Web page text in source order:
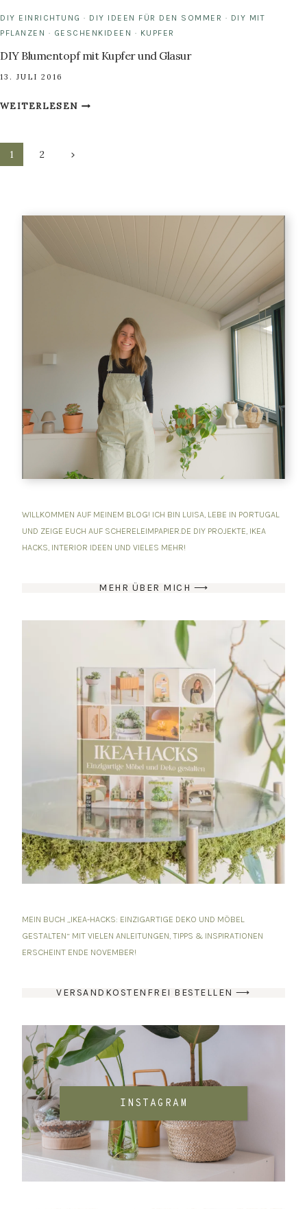
DIY EINRICHTUNG · DIY IDEEN FÜR DEN SOMMER · DIY MIT
PFLANZEN · GESCHENKIDEEN · KUPFER
DIY Blumentopf mit Kupfer und Glasur
13. JULI 2016
WEITERLESENDIY
Seitennavigation
1 2
Nächste
WILLKOMMEN AUF MEINEM BLOG! ICH BIN LUISA, LEBE IN PORTUGAL
UND ZEIGE EUCH AUF SCHERELEIMPAPIER.DE DIY PROJEKTE, IKEA
HACKS, INTERIOR IDEEN UND VIELES MEHR!
MEHR ÜBER MICH ⟶
MEIN BUCH „IKEA-HACKS: EINZIGARTIGE DEKO UND MÖBEL
GESTALTEN“ MIT VIELEN ANLEITUNGEN, TIPPS & INSPIRATIONEN
ERSCHEINT ENDE NOVEMBER!
VERSANDKOSTENFREI BESTELLEN ⟶
INSTAGRAM